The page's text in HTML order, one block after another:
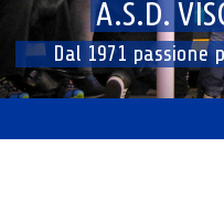
A.S.D.
Dal 1971 passione